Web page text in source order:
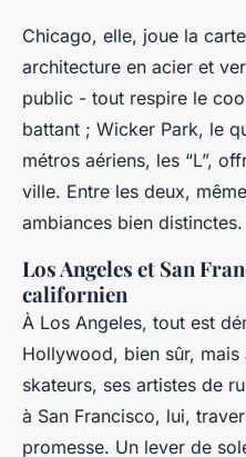
Chicago, elle, joue la
architecture en acier et
public - tout respire le
battant ; Wicker Park, le
métros aériens, les “L”,
ville. Entre les deux,
ambiances bien distinctes.
Los Angeles et San
californien
À Los Angeles, tout est
Hollywood, bien sûr, mais
skateurs, ses artistes de
à San Francisco, lui,
promesse. Un lever de